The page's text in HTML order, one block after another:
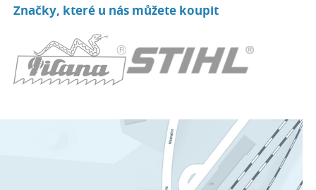
Značky, které u nás můžete koupit